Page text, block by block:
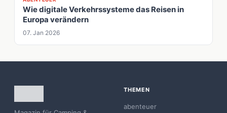
Wie digitale Verkehrssysteme das Reisen in
Europa verändern
07. Jan 2026
THEMEN
abenteuer